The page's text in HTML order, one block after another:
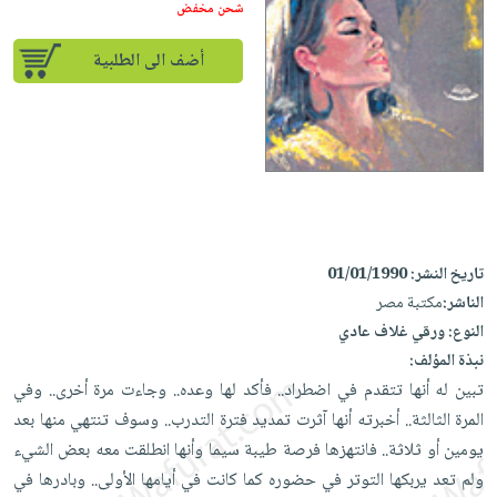
إختياراتنا
أكاديمية
صندوق
القراءة
iKitab
حدود
أسئلة
على
Android
تحميل
iKitab
على
Apple
أسئلة
تحميل
masmu3
على
masmu3
على
Apple
المواضيع
مبيعاً
إختياراتنا
وسائل
القراءة
جوائز
تعليمية
الصحة
والعناية
الشخصية
جديد
العناية
الشخصية
العناية
وتصفيف
الشعر
العناية
بالجسم
المطبخ
والسفرة
جديد
الكل
أواني
الطهي
أدوات
متجر
الهدايا
أقسام
شحن مخفض
أضف الى الطلبية
تاريخ النشر:01/01/1990
الناشر:مكتبة مصر
النوع:ورقي غلاف عادي
نبذة المؤلف:
تبين له أنها تتقدم في اضطراد.. فأكد لها وعده.. وجاءت مرة أخرى.. وفي
المرة الثالثة.. أخبرته أنها آثرت تمديد فترة التدرب.. وسوف تنتهي منها بعد
يومين أو ثلاثة.. فانتهزها فرصة طيبة سيما وأنها انطلقت معه بعض الشيء
ولم تعد يربكها التوتر في حضوره كما كانت في أيامها الأولى.. وبادرها في